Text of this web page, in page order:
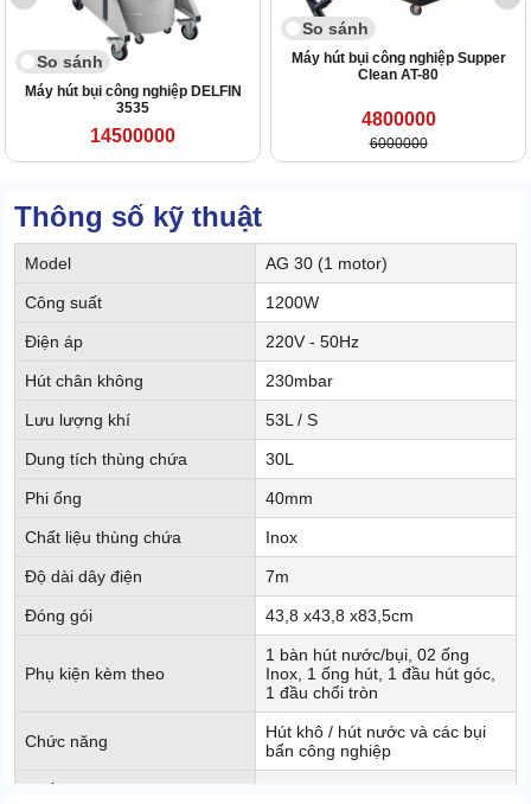
So sánh
Máy hút bụi công nghiệp DELFIN
3535
14500000
So sánh
Máy hút bụi công nghiệp Supper
Clean AT-80
4800000
6000000
Thông số kỹ thuật
Model AG 30 (1 motor)
Công suất 1200W
Điện áp 220V - 50Hz
Hút chân không 230mbar
Lưu lượng khí 53L / S
Dung tích thùng chứa 30L
Phi ống 40mm
Chất liệu thùng chứa Inox
Độ dài dây điện 7m
Đóng gói 43,8 x43,8 x83,5cm
Phụ kiện kèm theo
1 bàn hút nước/bụi, 02 ống
Inox, 1 ống hút, 1 đầu hút góc,
1 đầu chổi tròn
Chức năng
Hút khô / hút nước và các bụi
bẩn công nghiệp
Xuất xứ